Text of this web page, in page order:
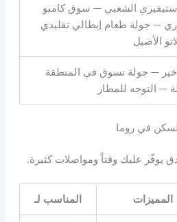
الشعبي — سوق كامبو
— جولة طعام إيطالي تقليدي
الأصيل
— جولة تسوق في المنطقة
— التوجه للمطار
في روما
يوفّر عليك وقتاً ومواصلات كثيرة.
المميزات المناسب لـ